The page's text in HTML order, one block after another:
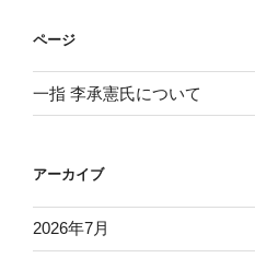
ページ
一指 李承憲氏について
アーカイブ
2026年7月